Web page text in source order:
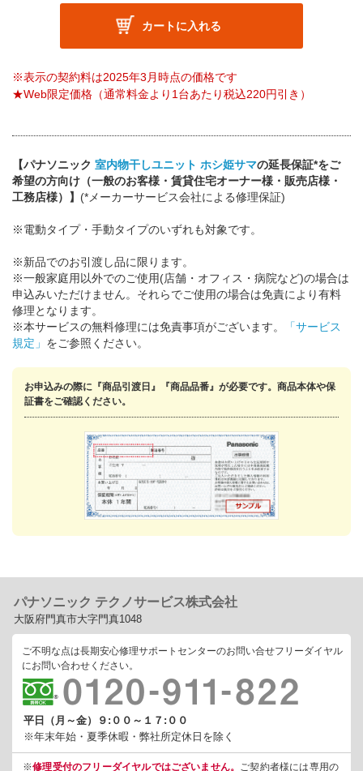
カートに入れる
※表示の契約料は2025年3月時点の価格です
★Web限定価格（通常料金より1台あたり税込220円引き）
【パナソニック 室内物干しユニット ホシ姫サマの延長保証*をご
希望の方向け（一般のお客様・賃貸住宅オーナー様・販売店様・
工務店様）】 (*メーカーサービス会社による修理保証)
※電動タイプ・手動タイプのいずれも対象です。
※新品でのお引渡し品に限ります。
※一般家庭用以外でのご使用(店舗・オフィス・病院など)の場合は
申込みいただけません。それらでご使用の場合は免責により有料
修理となります。
※本サービスの無料修理には免責事項がございます。
「サービス
規定」 をご参照ください。
お申込みの際に『商品引渡日』『商品品番』が必要です。商品本体や保
証書をご確認ください。
パナソニック テクノサービス株式会社
大阪府門真市大字門真1048
ご不明な点は長期安心修理サポートセンターのお問い合せフリーダイヤル
にお問い合わせください。
平日（月～金）９:００～１７:００
※年末年始・夏季休暇・弊社所定休日を除く
※修理受付のフリーダイヤルではございません。 ご契約者様には専用の